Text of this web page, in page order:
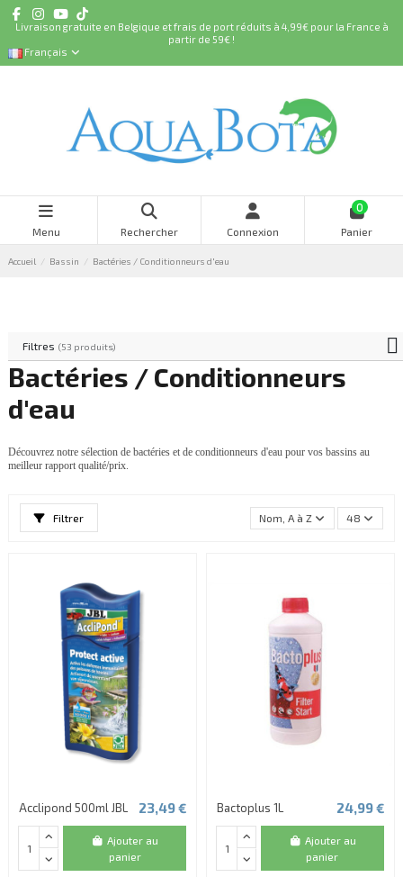
Livraison gratuite en Belgique et frais de port réduits à 4,99€ pour la France à
partir de 59€ !
Français
Menu Rechercher Connexion
0
Panier
Accueil Bassin Bactéries / Conditionneurs d'eau
Bactéries / Conditionneurs
d'eau
Découvrez notre sélection de bactéries et de conditionneurs d'eau pour vos bassins au
meilleur rapport qualité/prix.
Filtrer Nom, A à Z 48
Acclipond 500ml JBL 23,49 €
Ajouter au
panier
Bactoplus 1L 24,99 €
Ajouter au
panier
Filtres (53 produits)